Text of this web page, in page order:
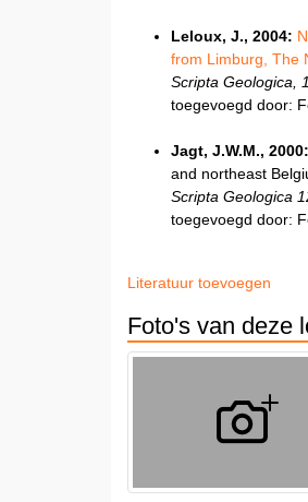
Leloux, J., 2004:
from Limburg, The
Scripta Geologica,
toegevoegd door:
Jagt, J.W.M., 2000:
and northeast
Scripta Geologica
toegevoegd door:
Literatuur toevoegen
Foto's van deze